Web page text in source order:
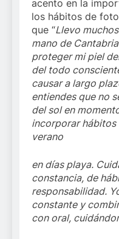
acento en la
los hábitos de
que “Llevo
mano de
proteger mi piel
del todo
causar a largo
entiendes que no
del sol en
incorporar hábitos
verano
en días playa.
constancia, de
responsabilidad.
constante y
con oral,